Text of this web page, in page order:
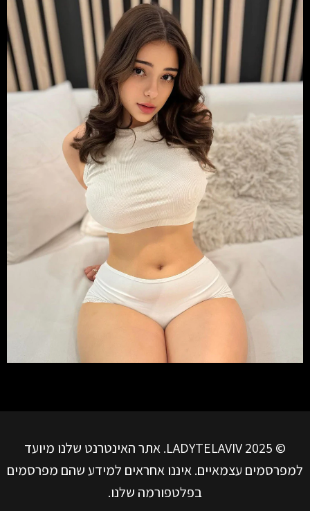
© LADYTELAVIV 2025. אתר האינטרנט שלנו מיועד
למפרסמים עצמאיים. איננו אחראים למידע שהם מפרסמים
בפלטפורמה שלנו.